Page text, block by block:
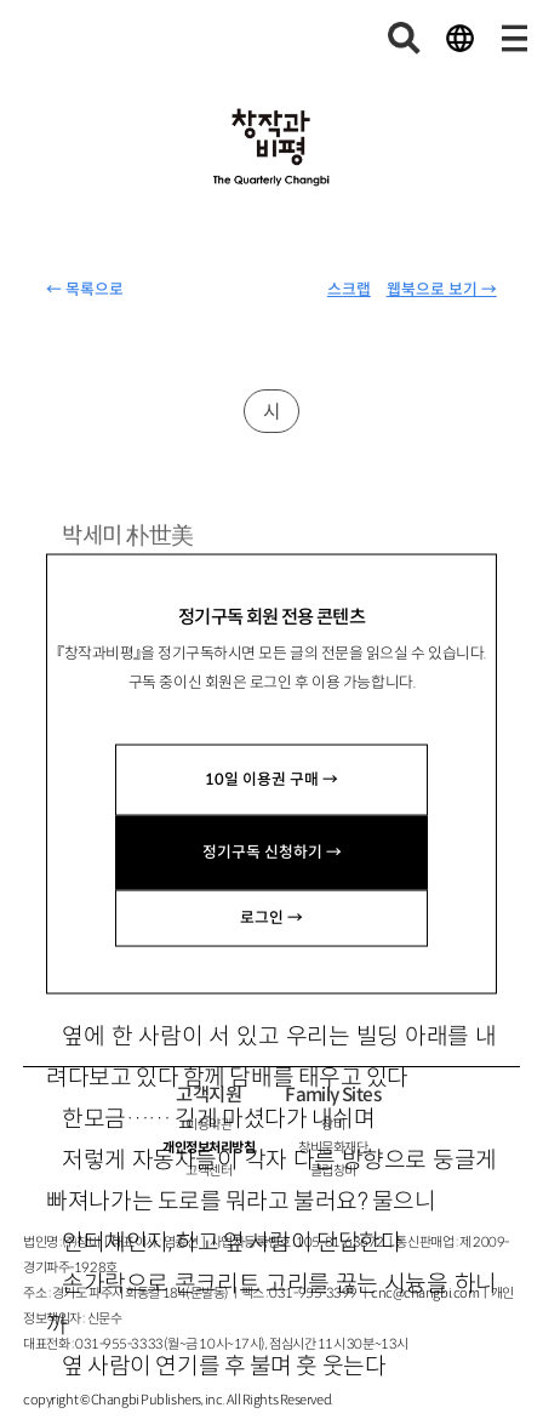
← 목록으로 웹북으로 보기 →
스크랩
정기구독 회원 전용 콘텐츠
『창작과비평』을 정기구독하시면 모든 글의 전문을 읽으실 수 있습니다.
구독 중이신 회원은 로그인 후 이용 가능합니다.
10일 이용권 구매 →
정기구독 신청하기 →
로그인 →
시
박세미 朴世美
시집 『내가 나일 확률』 등이 있음.
밤의 인터체인지
옆에 한 사람이 서 있고 우리는 빌딩 아래를 내
려다보고 있다 함께 담배를 태우고 있다
한모금…… 깊게 마셨다가 내쉬며
저렇게 자동차들이 각자 다른 방향으로 둥글게
빠져나가는 도로를 뭐라고 불러요? 물으니
인터체인지, 하고 옆 사람이 단답한다
손가락으로 콘크리트 고리를 끊는 시늉을 하니
까
옆 사람이 연기를 후 불며 훗 웃는다
고객지원
이용약관
개인정보처리방침
고객센터
Family Sites
창비
창비문화재단
클럽창비
법인명 : ㈜창비ㅣ대표이사 : 염종선ㅣ사업자등록번호 : 105-81-63672ㅣ통신판매업 : 제 2009-
경기파주-1928호
주소 : 경기도 파주시 회동길 184(문발동)ㅣ팩스 : 031-955-3399 ㅣcnc@changbi.comㅣ개인
정보책임자 : 신문수
대표전화 : 031-955-3333(월~금 10시~17시), 점심시간 11시 30분~13시
copyright © Changbi Publishers, inc. All Rights Reserved.